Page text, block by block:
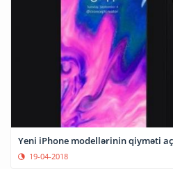
Yeni iPhone modellərinin qiyməti
19-04-2018